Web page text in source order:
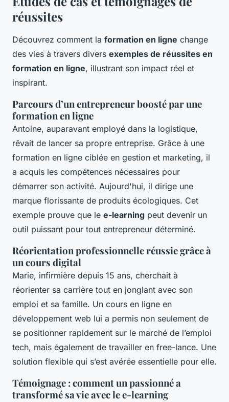
réussites
Découvrez comment la formation en ligne change
des vies à travers divers exemples de réussites en
formation en ligne, illustrant son impact réel et
inspirant.
Parcours d’un entrepreneur boosté par une
formation en ligne
Antoine, auparavant employé dans la logistique,
rêvait de lancer sa propre entreprise. Grâce à une
formation en ligne ciblée en gestion et marketing, il
a acquis les compétences nécessaires pour
démarrer son activité. Aujourd'hui, il dirige une
marque florissante de produits écologiques. Cet
exemple prouve que le e-learning peut devenir un
outil puissant pour tout entrepreneur déterminé.
Réorientation professionnelle réussie grâce à
un cours digital
Marie, infirmière depuis 15 ans, cherchait à
réorienter sa carrière tout en jonglant avec son
emploi et sa famille. Un cours en ligne en
développement web lui a permis non seulement de
se positionner rapidement sur le marché de l’emploi
tech, mais également de travailler en free-lance. Une
solution flexible qui s’est avérée essentielle pour elle.
Témoignage : comment un passionné a
transformé sa vie avec le e-learning